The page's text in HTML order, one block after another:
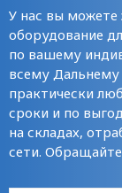
У нас вы
оборудование
по вашему
всему Дальнему
практически
сроки и по
на складах,
сети.